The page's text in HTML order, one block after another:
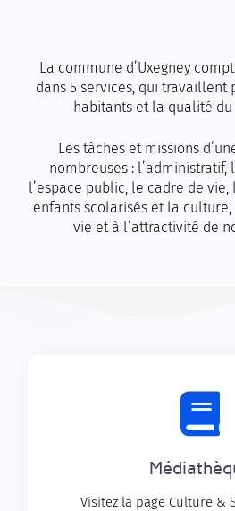
La commune d’Uxegney
dans 5 services, qui travaillent
habitants et la qualité
Les tâches et missions
nombreuses : l’administratif,
l’espace public, le cadre de vie,
enfants scolarisés et la culture,
vie et à l’attractivité de
Visitez la page Culture &